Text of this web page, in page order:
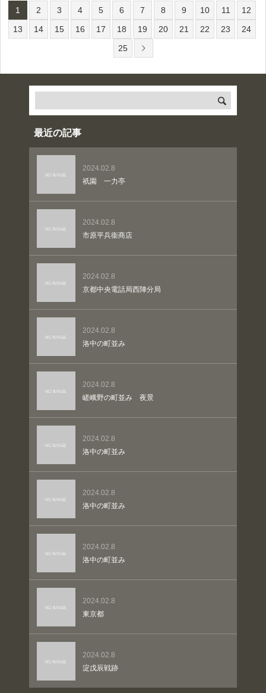
1 2 3 4 5 6 7 8 9 10 11
12
13
14 15 16 17 18 19 20 21 22 23
24
25
最近の記事
2024.02.8
祇園 一力亭
2024.02.8
市原平兵衞商店
2024.02.8
京都中央電話局西陣分局
2024.02.8
洛中の町並み
2024.02.8
嵯峨野の町並み 夜景
2024.02.8
洛中の町並み
2024.02.8
洛中の町並み
2024.02.8
洛中の町並み
2024.02.8
東京都
2024.02.8
淀戊辰戦跡